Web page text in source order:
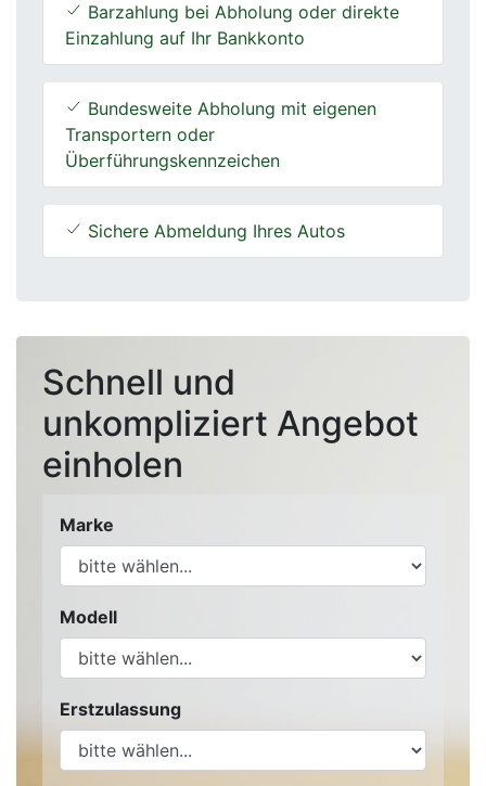
Barzahlung bei Abholung oder direkte
Einzahlung auf Ihr Bankkonto
Bundesweite Abholung mit eigenen
Transportern oder
Überführungskennzeichen
Sichere Abmeldung Ihres Autos
Schnell und
unkompliziert Angebot
einholen
Marke
Modell
Erstzulassung